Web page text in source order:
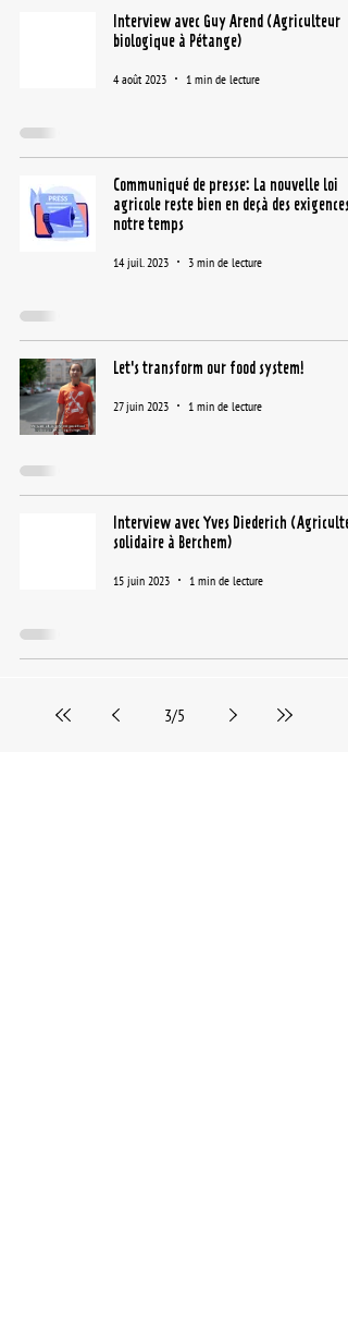
Interview avec Guy Arend (Agriculteur
biologique à Pétange)
4 août 2023 1 min de lecture
Communiqué de presse: La nouvelle loi
agricole reste bien en deçà des exigences
notre temps
14 juil. 2023 3 min de lecture
Let's transform our food system!
27 juin 2023 1 min de lecture
Interview avec Yves Diederich
solidaire à Berchem)
15 juin 2023 1 min de lecture
3/5